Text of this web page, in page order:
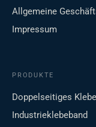
Allgemeine
Impressum
PRODUKTE
Doppelseitiges
Industrieklebeband